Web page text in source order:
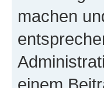
machen
einem